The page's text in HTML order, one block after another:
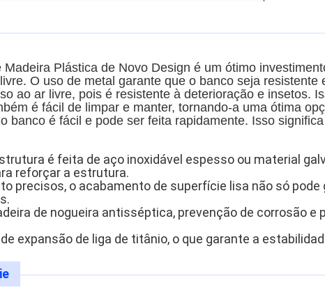
Plástica de Novo Design é um ótimo
O uso de metal garante que o banco seja
ao ar livre, pois é resistente à deterioração e insetos.
é fácil de limpar e manter, tornando-a uma ótima
banco é fácil e pode ser feita rapidamente. Isso
é feita de aço inoxidável espesso ou material
reforçar a estrutura.
precisos, o acabamento de superfície lisa não só
de nogueira antisséptica, prevenção de corrosão
expansão de liga de titânio, o que garante a